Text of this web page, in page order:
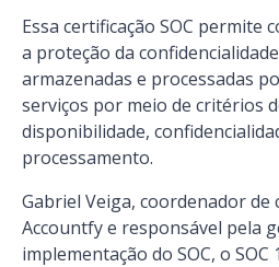
Essa certificação SOC permite
a proteção da
armazenadas e processadas
serviços por meio de critérios
disponibilidade,
processamento.
Gabriel Veiga, coordenador de
Accountfy e responsável pela
implementação do SOC, o